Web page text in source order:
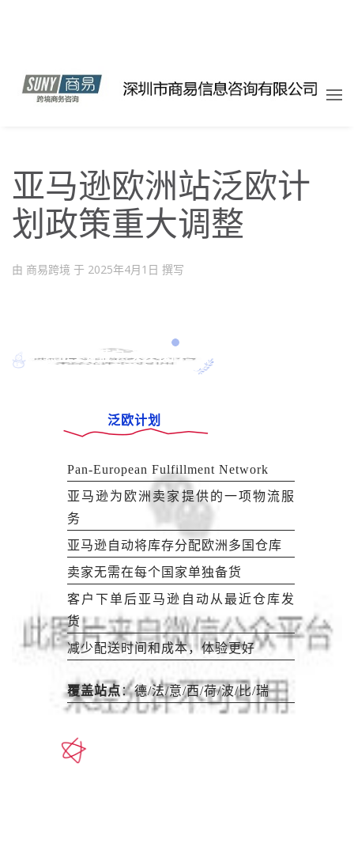
亚马逊欧洲站泛欧计
划政策重大调整
由 商易跨境 于 2025年4月1日 撰写
点击上方蓝字·关注我们
泛欧计划
Pan-European Fulfillment Network
亚马逊为欧洲卖家提供的一项物流服
务
亚马逊自动将库存分配欧洲多国仓库
卖家无需在每个国家单独备货
客户下单后亚马逊自动从最近仓库发
货
减少配送时间和成本，体验更好
覆盖站点：德/法/意/西/荷/波/比/瑞